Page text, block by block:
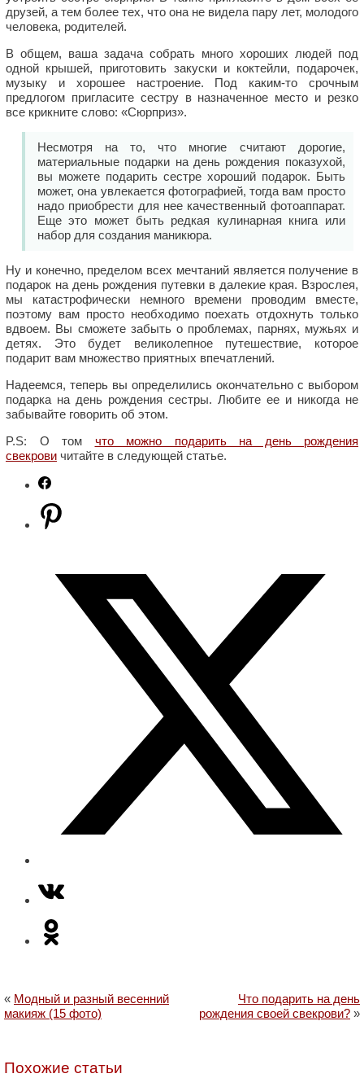
друзей, а тем более тех, что она не видела пару лет, молодого
человека, родителей.
В общем, ваша задача собрать много хороших людей под
одной крышей, приготовить закуски и коктейли, подарочек,
музыку и хорошее настроение. Под каким-то срочным
предлогом пригласите сестру в назначенное место и резко
все крикните слово: «Сюрприз».
Несмотря на то, что многие считают дорогие,
материальные подарки на день рождения показухой,
вы можете подарить сестре хороший подарок. Быть
может, она увлекается фотографией, тогда вам просто
надо приобрести для нее качественный фотоаппарат.
Еще это может быть редкая кулинарная книга или
набор для создания маникюра.
Ну и конечно, пределом всех мечтаний является получение в
подарок на день рождения путевки в далекие края. Взрослея,
мы катастрофически немного времени проводим вместе,
поэтому вам просто необходимо поехать отдохнуть только
вдвоем. Вы сможете забыть о проблемах, парнях, мужьях и
детях. Это будет великолепное путешествие, которое
подарит вам множество приятных впечатлений.
Надеемся, теперь вы определились окончательно с выбором
подарка на день рождения сестры. Любите ее и никогда не
забывайте говорить об этом.
P.S: О том что можно подарить на день рождения
свекрови читайте в следующей статье.
« Модный и разный весенний
макияж (15 фото)
Что подарить на день
рождения своей свекрови? »
Похожие статьи